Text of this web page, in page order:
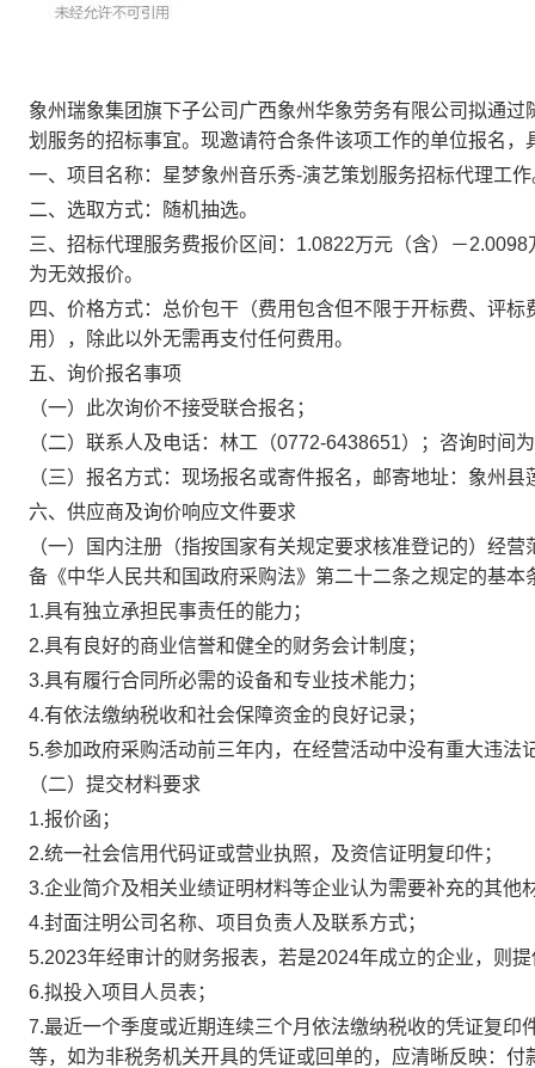
象州瑞象集团旗下子公司 广西象州华象劳务有限公司拟通过
划服务的招标事宜。现邀请符合条件该项工作的单位报名，
一、 项目名称： 星梦象州音乐秀-演艺策划服务招标代理工作
二、选取方式：
随机抽选。
三、招标代理服务费报价区间： 1.0822万元 （含）－2.0098
为无效报价。
四、 价格方式： 总价包干 （费用包含但不限于开标费、评
用 ） ，除此以外无需再支付任何费用。
五、询价报名事项
（一）此次询价不接受联合报名；
（二）联系人及电话： 林工 （0772-6438651）；咨询时间
（三）报名方式：现场报名或寄件报名 ， 邮寄地址：象州县
六、供应商及询价响应文件要求
（一）国内注册（指按国家有关规定要求核准登记的）经
备《中华人民共和国政府采购法》第二十二条之规定的基本
1.具有独立承担民事责任的能力；
2.具有良好的商业信誉和健全的财务会计制度；
3.具有履行合同所必需的设备和专业技术能力；
4.有依法缴纳税收和社会保障资金的良好记录；
5.参加政府采购活动前三年内，在经营活动中没有重大违法
（二）提交材料要求
1.报价函；
2.统一社会信用代码证或营业执照，及资信证明复印件；
3.企业简介及相关业绩证明材料等企业认为需要补充的其他
4.封面注明公司名称、项目负责人及联系方式；
5.2023年经审计的财务报表，若是2024年成立的企业， 则
6.拟投入项目人员表；
7.最近一个季度或近期连续三个月依法缴纳税收的凭证复
等，如为非税务机关开具的凭证或回单的，应清晰反映：